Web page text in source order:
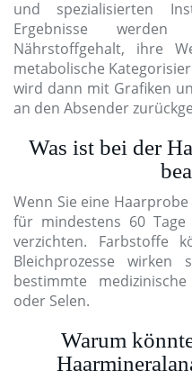
und spezialisierten
Ergebnisse
Nährstoffgehalt, ihre
metabolische
wird dann mit Grafiken
an den Absender
Was ist bei der
Wenn Sie eine
für mindestens 60
verzichten. Farbstoffe
Bleichprozesse
bestimmte
oder Selen.
Warum